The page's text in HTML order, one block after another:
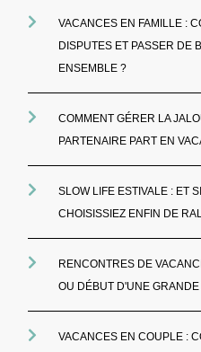
VACANCES EN FAMILLE :
DISPUTES ET PASSER DE
ENSEMBLE ?
COMMENT GÉRER LA
PARTENAIRE PART EN
SLOW LIFE ESTIVALE : ET
CHOISISSIEZ ENFIN DE
RENCONTRES DE
OU DÉBUT D'UNE
VACANCES EN COUPLE :